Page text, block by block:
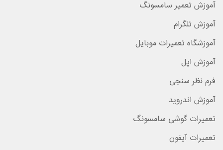
آموزش تعمیر سامسونگ
آموزش تلگرام
آموزشگاه تعمیرات موبایل
آموزش اپل
فرم نظر سنجی
آموزش اندروید
تعمیرات گوشی سامسونگ
تعمیرات آیفون